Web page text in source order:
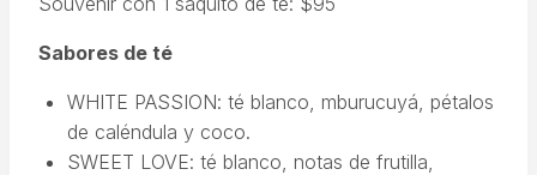
Sabores de té
WHITE PASSION: té blanco, mburucuyá, pétalos
de caléndula y coco.
SWEET LOVE: té blanco, notas de frutilla,